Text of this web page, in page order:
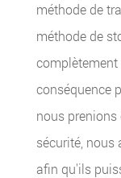
méthode de
méthode de
complètement
conséquence
nous prenions
sécurité, nous
afin qu'ils